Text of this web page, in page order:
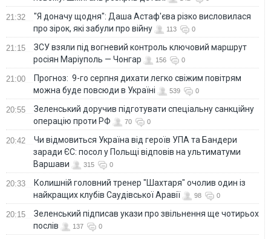
21:32
"Я доначу щодня": Даша Астаф'єва різко висловилася
про зірок, які забули про війну
113 0
21:15
ЗСУ взяли під вогневий контроль ключовий маршрут
росіян Маріуполь — Чонгар
156 0
21:00
Прогноз: 9-го серпня дихати легко свіжим повітрям
можна буде повсюди в Україні
539 0
20:55
Зеленський доручив підготувати спеціальну санкційну
операцію проти РФ
70 0
20:42
Чи відмовиться Україна від героїв УПА та Бандери
заради ЄС: посол у Польщі відповів на ультиматуми
Варшави
315 0
20:33
Колишній головний тренер "Шахтаря" очолив один із
найкращих клубів Саудівської Аравії
98 0
20:15
Зеленський підписав укази про звільнення ще чотирьох
послів
137 0